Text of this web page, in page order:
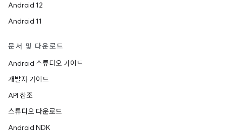
Android 12
Android 11
문서 및 다운로드
Android 스튜디오 가이드
개발자 가이드
API 참조
스튜디오 다운로드
Android NDK